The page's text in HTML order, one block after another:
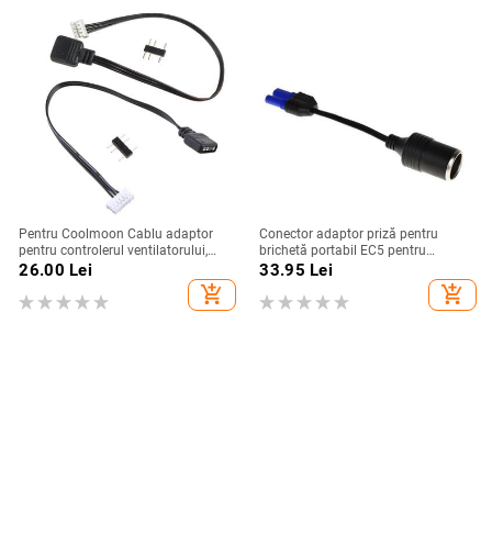
Pentru Coolmoon Cablu adaptor
pentru controlerul ventilatorului,
mic 4Pin/6Pin la 5V ARGB 3Pin
Adaptor pentru controler
26.00 Lei
add_shopping_cart
Conector adaptor priză pentru
brichetă portabil EC5 pentru
amplificator de baterie auto de 12 V
33.95 Lei
add_shopping_cart